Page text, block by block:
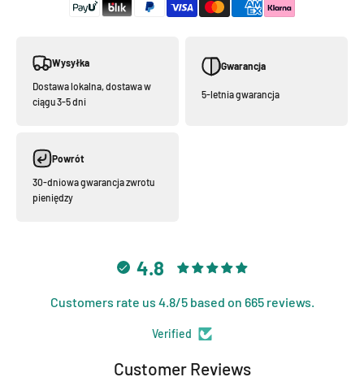
Wysyłka
Dostawa lokalna, dostawa w
ciągu 3-5 dni
Gwarancja
5-letnia gwarancja
Powrót
30-dniowa gwarancja zwrotu
pieniędzy
4.8
Customers rate us 4.8/5 based on 665 reviews.
Verified
Customer Reviews